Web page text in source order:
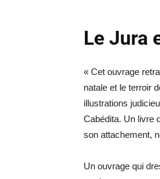
Le Jura
« Cet ouvrage
natale et le terroir
illustrations
Cabédita. Un livre
son attachement,
Un ouvrage qui